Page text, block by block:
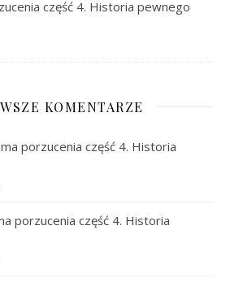
część 4. Historia pewnego
KOMENTARZE
porzucenia część 4. Historia
porzucenia część 4. Historia